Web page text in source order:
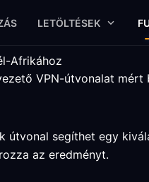
LETÖLTÉSEK
Afrikához
VPN-útvonalat
útvonal segíthet egy
az eredményt.